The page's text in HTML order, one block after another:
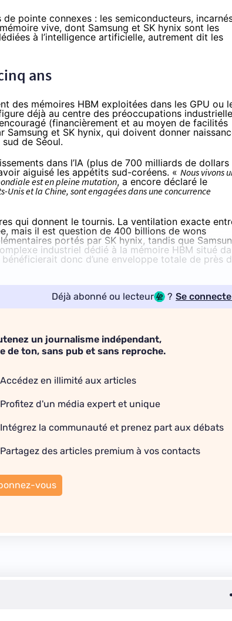
pointe connexes : les semiconducteurs,
vive, dont Samsung et SK hynix sont les
à l’intelligence artificielle, autrement dit les
ans
des mémoires HBM exploitées dans les GPU ou
déjà au centre des préoccupations
(financièrement et au moyen de facilités
et SK hynix, qui doivent donner
de Séoul.
dans l’IA (plus de 700 milliards de dollars
aiguisé les appétits sud-coréens. « Nous vivons
est en pleine mutation, a encore déclaré le
Unis et la Chine, sont engagées dans une concurrence
qui donnent le tournis. La ventilation exacte
mais il est question de 400 billions de wons
portés par SK hynix, tandis que
industriel dédié à la mémoire HBM situé
donc d’une enveloppe totale de près
Déjà abonné ou lecteur ? Se
un journalisme indépendant,
de ton, sans pub et sans reproche.
Accédez en illimité aux articles
Profitez d'un média expert et unique
Intégrez la communauté et prenez part aux débats
Partagez des articles premium à vos contacts
vous